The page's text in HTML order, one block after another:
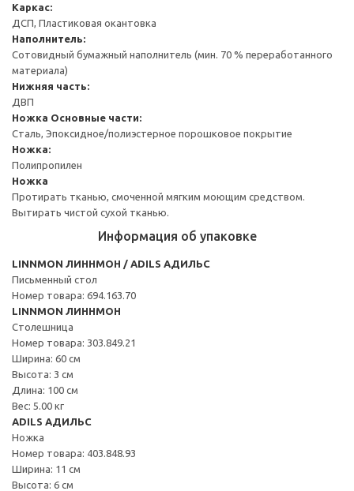
Каркас:
ДСП, Пластиковая окантовка
Наполнитель:
Сотовидный бумажный наполнитель (мин. 70 % переработанного
материала)
Нижняя часть:
ДВП
Ножка Основные части:
Сталь, Эпоксидное/полиэстерное порошковое покрытие
Ножка:
Полипропилен
Ножка
Протирать тканью, смоченной мягким моющим средством.
Вытирать чистой сухой тканью.
Информация об упаковке
LINNMON ЛИННМОН / ADILS АДИЛЬС
Письменный стол
Номер товара: 694.163.70
LINNMON ЛИННМОН
Столешница
Номер товара: 303.849.21
Ширина: 60 см
Высота: 3 см
Длина: 100 см
Вес: 5.00 кг
ADILS АДИЛЬС
Ножка
Номер товара: 403.848.93
Ширина: 11 см
Высота: 6 см